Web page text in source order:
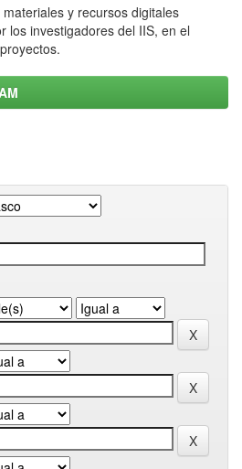
y recursos digitales
los investigadores del IIS, en el